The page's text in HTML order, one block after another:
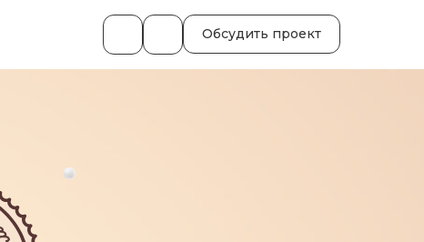
Обсудить проект